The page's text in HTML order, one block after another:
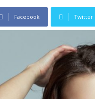
Facebook Twitter